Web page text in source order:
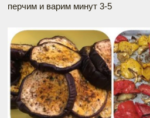
перчим и варим минут 3-5